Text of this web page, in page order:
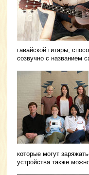
гавайской гитары,
созвучно с названием
которые могут
устройства также